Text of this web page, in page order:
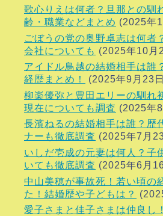
歌心りえは何者？旦那との馴
齢・職業などまとめ (2025年
ごぼうの党の奥野卓志は何者
会社についても (2025年10月
アイドル鳥越の結婚相手は誰
経歴まとめ！
(2025年9月23
柳楽優弥と豊田エリーの馴れ
現在についても調査 (2025年
長濱ねるの結婚相手は誰？歴
ナーも徹底調査 (2025年7月
いしだ壱成の元妻は何人？子
いても徹底調査 (2025年6月
中山美穂が事故死！若い頃の
た！結婚歴や子どもは？
愛子さまと佳子さまは仲良し